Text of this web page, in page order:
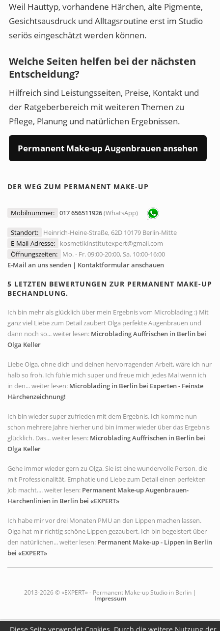
Weil Hauttyp, vorhandene Härchen, alte Pigmente,
Gesichtsausdruck und Alltagsroutine erst im Studio
seriös eingeschätzt werden können.
Welche Seiten helfen bei der nächsten
Entscheidung?
Hilfreich sind Leistungsseiten, Preise, Kontakt und
der Ratgeberbereich mit weiteren Themen zu
Pflege, Planung und natürlichen Ergebnissen.
Permanent Make-up Augenbrauen ansehen
DER WEG ZUM PERMANENT MAKE-UP
Mobilnummer: 017 656511926(WhatsApp)
Standort:
Heinrich-Heine-Straße, 62D 10179 Berlin-Mitte
E-Mail-Adresse:
kosmetikinstitutexpert@gmail.com
Öffnungszeiten:
Mo. - Fr. 09:00-20:00, Sa. 10:00-16:00
E-Mail an uns senden | Kontaktformular anschauen
5 LETZTEN BEWERTUNGEN ZUR PERMANENT MAKE-UP
BECHANDLUNG.
Ich bin mehr als glücklich über mein Ergebnis vom Microblading :) Mit
ganz viel Liebe zum Detail zaubert Olga perfekte Augenbrauen und
dann noch so... weiter lesen: Microblading Auffrischen in Berlin bei
Olga Keller
Liebe Olga, ohne dich und deinen hervorragenden Arbeit, wäre ich nur
halb so froh. Ich fühle mich super und freue mich jedes Mal wenn ich
in den... weiter lesen: Microblading in Berlin bei Experten - Feinste
Härchenzeichnung!
Ich bin wieder super zufrieden mit dem Ergebnis. Ich komme nun
schon mehrere Jahre hierher und bin immer wieder über das Ergebnis
glücklich. Das... weiter lesen: Microblading Auffrischen in Berlin bei
Olga Keller
Gehe immer wieder gern zu Olga. Sie ist eine wundervolle Person, die
mit Professionalität, Emphatie und Liebe zum Detail einen perfekten
Job macht.... weiter lesen: Permanent Make-up Augenbrauen-
Härchenlinien in Berlin bei «EXPERT»
Ich habe mir vor drei Monaten PMU an den Lippen machen lassen.
Olga hat mir richtig schöne Lippen gezaubert. Ich bin begeistert über
den natürlichen... weiter lesen: Permanent Make-up - Lippen in Berlin
bei «EXPERT»
2013-2026 © «EXPERT» - Permanent Make-up Studio in Berlin |
Impressum